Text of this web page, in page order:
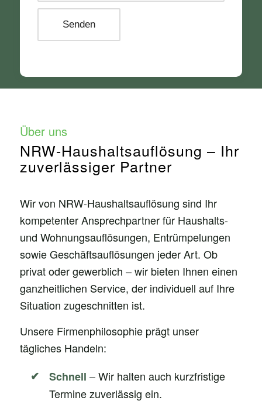
Über uns
NRW-Haushaltsauflösung – Ihr
zuverlässiger Partner
Wir von NRW-Haushaltsauflösung sind Ihr
kompetenter Ansprechpartner für Haushalts-
und Wohnungsauflösungen, Entrümpelungen
sowie Geschäftsauflösungen jeder Art. Ob
privat oder gewerblich – wir bieten Ihnen einen
ganzheitlichen Service, der individuell auf Ihre
Situation zugeschnitten ist.
Unsere Firmenphilosophie prägt unser
tägliches Handeln:
Schnell – Wir halten auch kurzfristige
Termine zuverlässig ein.